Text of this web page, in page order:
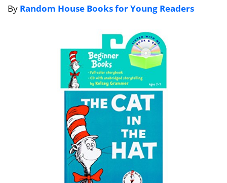
By Random House Books for Young Readers